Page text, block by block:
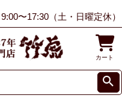
〜17:30（土・日曜定休）
カート